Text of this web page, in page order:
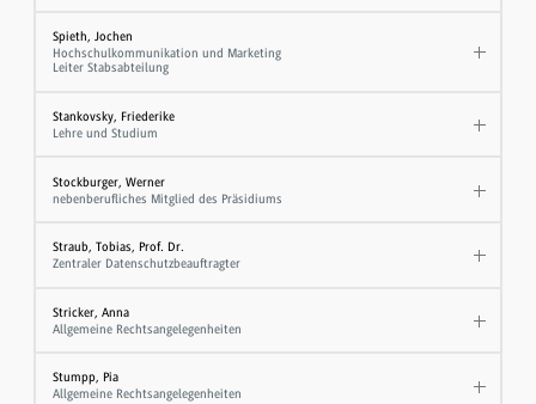
Spieth, Jochen
Hochschulkommunikation und Marketing
Leiter Stabsabteilung
Stankovsky, Friederike
Lehre und Studium
Stockburger, Werner
nebenberufliches Mitglied des Präsidiums
Straub, Tobias, Prof. Dr.
Zentraler Datenschutzbeauftragter
Stricker, Anna
Allgemeine Rechtsangelegenheiten
Stumpp, Pia
Allgemeine Rechtsangelegenheiten